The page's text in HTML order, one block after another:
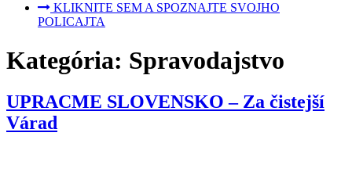
KLIKNITE SEM A SPOZNAJTE SVOJHO
POLICAJTA
Kategória: Spravodajstvo
UPRACME SLOVENSKO – Za čistejší
Várad